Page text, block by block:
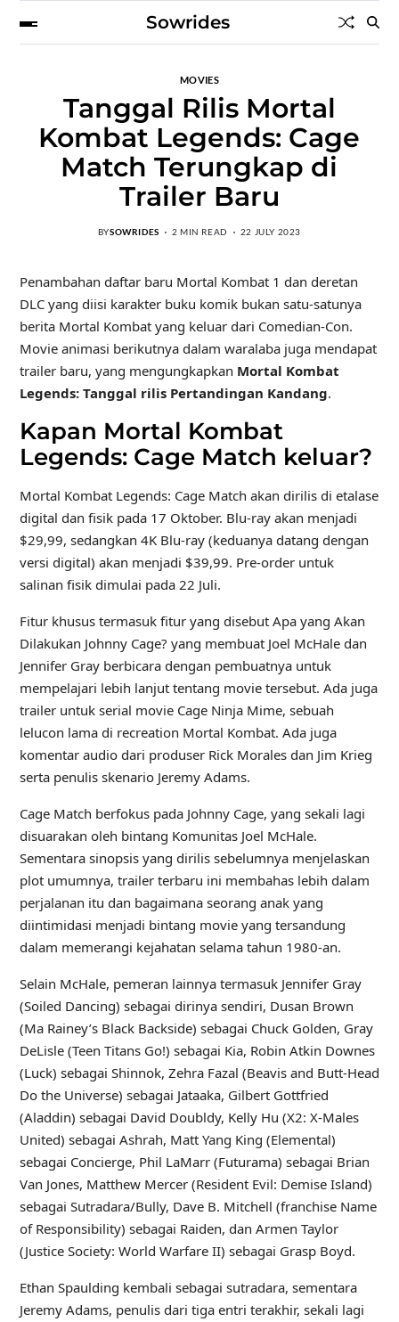
Sowrides
MOVIES
Tanggal Rilis Mortal
Kombat Legends: Cage
Match Terungkap di
Trailer Baru
BYSOWRIDES 2 MIN READ 22 JULY 2023
Penambahan daftar baru Mortal Kombat 1 dan deretan
DLC yang diisi karakter buku komik bukan satu-satunya
berita Mortal Kombat yang keluar dari Comedian-Con.
Movie animasi berikutnya dalam waralaba juga mendapat
trailer baru, yang mengungkapkan Mortal Kombat
Legends: Tanggal rilis Pertandingan Kandang.
Kapan Mortal Kombat
Legends: Cage Match keluar?
Mortal Kombat Legends: Cage Match akan dirilis di etalase
digital dan fisik pada 17 Oktober. Blu-ray akan menjadi
$29,99, sedangkan 4K Blu-ray (keduanya datang dengan
versi digital) akan menjadi $39,99. Pre-order untuk
salinan fisik dimulai pada 22 Juli.
Fitur khusus termasuk fitur yang disebut Apa yang Akan
Dilakukan Johnny Cage? yang membuat Joel McHale dan
Jennifer Gray berbicara dengan pembuatnya untuk
mempelajari lebih lanjut tentang movie tersebut. Ada juga
trailer untuk serial movie Cage Ninja Mime, sebuah
lelucon lama di recreation Mortal Kombat. Ada juga
komentar audio dari produser Rick Morales dan Jim Krieg
serta penulis skenario Jeremy Adams.
Cage Match berfokus pada Johnny Cage, yang sekali lagi
disuarakan oleh bintang Komunitas Joel McHale.
Sementara sinopsis yang dirilis sebelumnya menjelaskan
plot umumnya, trailer terbaru ini membahas lebih dalam
perjalanan itu dan bagaimana seorang anak yang
diintimidasi menjadi bintang movie yang tersandung
dalam memerangi kejahatan selama tahun 1980-an.
Selain McHale, pemeran lainnya termasuk Jennifer Gray
(Soiled Dancing) sebagai dirinya sendiri, Dusan Brown
(Ma Rainey’s Black Backside) sebagai Chuck Golden, Gray
DeLisle (Teen Titans Go!) sebagai Kia, Robin Atkin Downes
(Luck) sebagai Shinnok, Zehra Fazal (Beavis and Butt-Head
Do the Universe) sebagai Jataaka, Gilbert Gottfried
(Aladdin) sebagai David Doubldy, Kelly Hu (X2: X-Males
United) sebagai Ashrah, Matt Yang King (Elemental)
sebagai Concierge, Phil LaMarr (Futurama) sebagai Brian
Van Jones, Matthew Mercer (Resident Evil: Demise Island)
sebagai Sutradara/Bully, Dave B. Mitchell (franchise Name
of Responsibility) sebagai Raiden, dan Armen Taylor
(Justice Society: World Warfare II) sebagai Grasp Boyd.
Ethan Spaulding kembali sebagai sutradara, sementara
Jeremy Adams, penulis dari tiga entri terakhir, sekali lagi